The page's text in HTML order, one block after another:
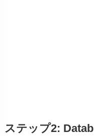
ステップ2: